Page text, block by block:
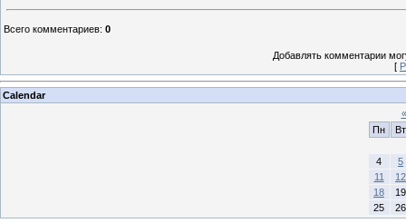
Всего комментариев: 0
Добавлять комментарии
[
Calendar
«
Пн
Вт
4
5
11
12
18
19
25
26